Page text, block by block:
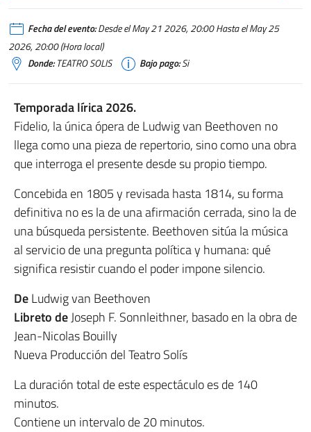
Fecha del evento:Desde el May 21 2026, 20:00 Hasta el May 25
2026, 20:00 (Hora local)
Donde:TEATRO SOLIS Bajo pago:Si
Temporada lírica 2026.
Fidelio, la única ópera de Ludwig van Beethoven no
llega como una pieza de repertorio, sino como una obra
que interroga el presente desde su propio tiempo.
Concebida en 1805 y revisada hasta 1814, su forma
definitiva no es la de una afirmación cerrada, sino la de
una búsqueda persistente. Beethoven sitúa la música
al servicio de una pregunta política y humana: qué
significa resistir cuando el poder impone silencio.
DeLudwig van Beethoven
Libreto deJoseph F. Sonnleithner, basado en la obra de
Jean-Nicolas Bouilly
Nueva Producción del Teatro Solís
La duración total de este espectáculo es de 140
minutos.
Contiene un intervalo de 20 minutos.